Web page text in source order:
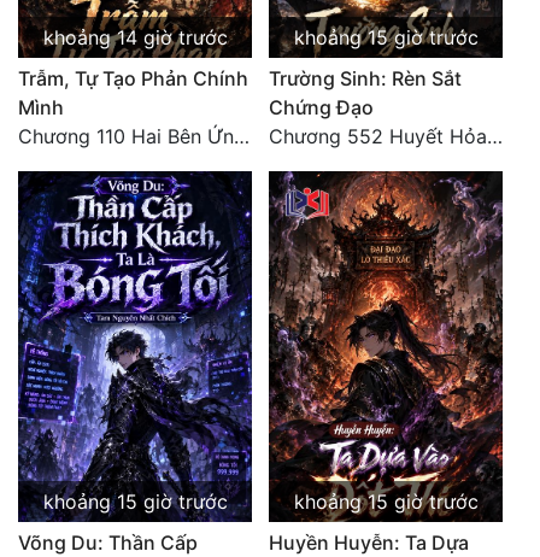
khoảng 14 giờ trước
Trẫm, Tự Tạo Phản Chính
Mình
Chương 110 Hai Bên Ứng Phó
khoảng 15 giờ trước
Trường Sinh: Rèn Sắt
Chứng Đạo
Chương 552 Huyết Hỏa Độn Hư, nhân quả chưa dứt
khoảng 15 giờ trước
Võng Du: Thần Cấp
khoảng 15 giờ trước
Huyền Huyễn: Ta Dựa